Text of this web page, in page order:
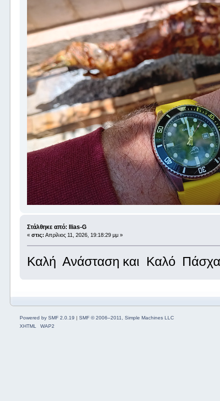
Στάλθηκε από: Ilias-G
« στις: Απρίλιος 11, 2026, 19:18:29 μμ »
Καλή Ανάσταση και Καλό Πάσχα
Powered by SMF 2.0.19 | SMF © 2006–2011, Simple Machines LLC
XHTML
WAP2